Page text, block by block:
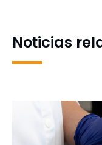
Noticias